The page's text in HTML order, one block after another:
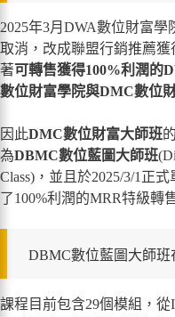
2025年3月DWA數位財富學
取消，改成聯盟行銷推薦
著可轉售獲得100%利潤的
數位財富學院與DMC數位
因此DMC數位財富大師班
為DBMC數位藍圖大師班
Class)，並且於2025/3/1正
了100%利潤的MRR特級轉
DBMC數位藍圖大師班
課程目前包含29個模組，從